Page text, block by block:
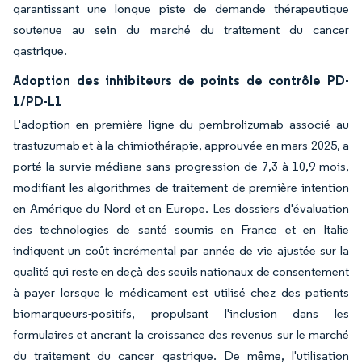
garantissant une longue piste de demande thérapeutique
soutenue au sein du marché du traitement du cancer
gastrique.
Adoption des inhibiteurs de points de contrôle PD-
1/PD-L1
L'adoption en première ligne du pembrolizumab associé au
trastuzumab et à la chimiothérapie, approuvée en mars 2025, a
porté la survie médiane sans progression de 7,3 à 10,9 mois,
modifiant les algorithmes de traitement de première intention
en Amérique du Nord et en Europe. Les dossiers d'évaluation
des technologies de santé soumis en France et en Italie
indiquent un coût incrémental par année de vie ajustée sur la
qualité qui reste en deçà des seuils nationaux de consentement
à payer lorsque le médicament est utilisé chez des patients
biomarqueurs-positifs, propulsant l'inclusion dans les
formulaires et ancrant la croissance des revenus sur le marché
du traitement du cancer gastrique. De même, l'utilisation